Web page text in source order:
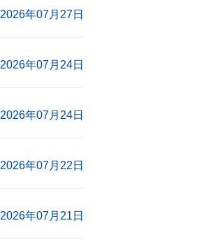
2026年07月27日
2026年07月24日
2026年07月24日
2026年07月22日
2026年07月21日